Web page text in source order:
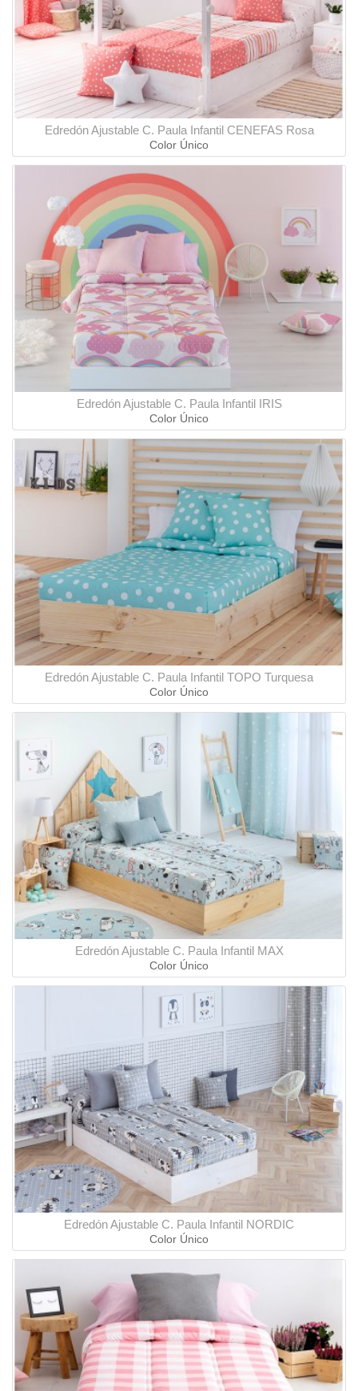
Edredón Ajustable C. Paula Infantil CENEFAS Rosa
Color Único
Edredón Ajustable C. Paula Infantil IRIS
Color Único
Edredón Ajustable C. Paula Infantil TOPO Turquesa
Color Único
Edredón Ajustable C. Paula Infantil MAX
Color Único
Edredón Ajustable C. Paula Infantil NORDIC
Color Único